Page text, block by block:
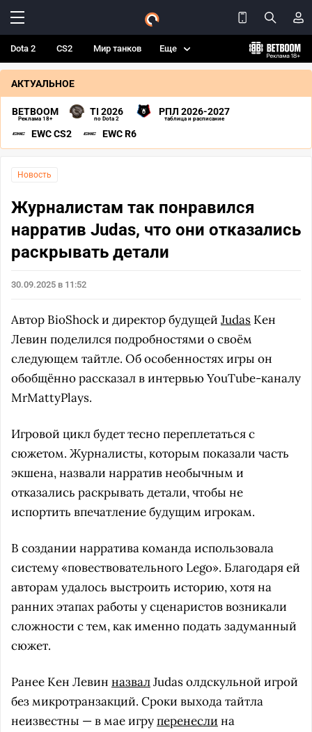
Dota 2 CS2 Мир танков Еще
АКТУАЛЬНОЕ
BETBOOM
Реклама 18+
TI 2026
по Dota 2
РПЛ 2026-2027
таблица и расписание
EWC CS2 EWC R6
Новость
Журналистам так понравился
нарратив Judas, что они отказались
раскрывать детали
30.09.2025 в 11:52
Автор BioShock и директор будущей Judas Кен
Левин поделился подробностями о своём
следующем тайтле. Об особенностях игры он
обобщённо рассказал в интервью YouTube-каналу
MrMattyPlays.
Игровой цикл будет тесно переплетаться с
сюжетом. Журналисты, которым показали часть
экшена, назвали нарратив необычным и
отказались раскрывать детали, чтобы не
испортить впечатление будущим игрокам.
В создании нарратива команда использовала
систему «повествовательного Lego». Благодаря ей
авторам удалось выстроить историю, хотя на
ранних этапах работы у сценаристов возникали
сложности с тем, как именно подать задуманный
сюжет.
Ранее Кен Левин назвалJudas олдскульной игрой
без микротранзакций. Сроки выхода тайтла
неизвестны — в мае игруперенесли на